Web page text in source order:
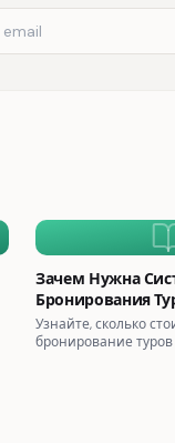
Зачем Нужна
Бронирования
Затраты Ручных
Узнайте, сколько
бронирование